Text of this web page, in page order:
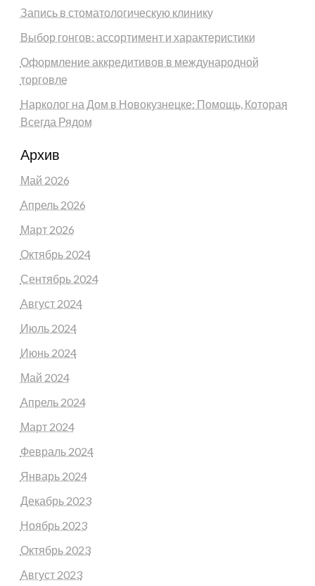
Запись в стоматологическую клинику
Выбор гонгов: ассортимент и характеристики
Оформление аккредитивов в международной
торговле
Нарколог на Дом в Новокузнецке: Помощь, Которая
Всегда Рядом
Архив
Май 2026
Апрель 2026
Март 2026
Октябрь 2024
Сентябрь 2024
Август 2024
Июль 2024
Июнь 2024
Май 2024
Апрель 2024
Март 2024
Февраль 2024
Январь 2024
Декабрь 2023
Ноябрь 2023
Октябрь 2023
Август 2023